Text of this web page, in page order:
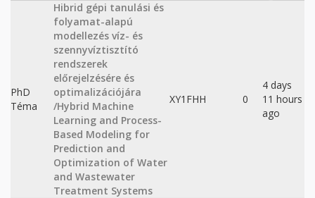
PhD
Téma
Hibrid gépi tanulási és
folyamat-alapú
modellezés víz- és
szennyvíztisztító
rendszerek
előrejelzésére és
optimalizációjára
/Hybrid Machine
Learning and Process-
Based Modeling for
Prediction and
Optimization of Water
and Wastewater
Treatment Systems
XY1FHH 0
4 days
11 hours
ago